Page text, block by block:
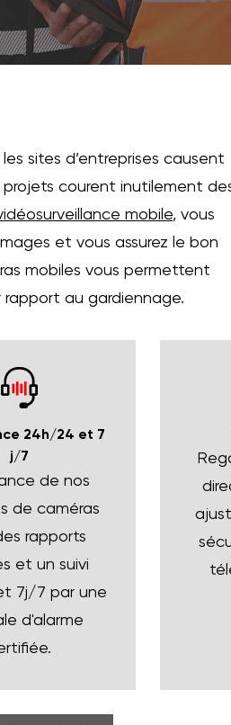
sites d’entreprises causent
projets courent inutilement
mobile, vous
et vous assurez le bon
mobiles vous permettent
rapport au gardiennage.
24h/24 et 7
j/7
de nos
de caméras
rapports
et un suivi
7j/7 par une
d'alarme